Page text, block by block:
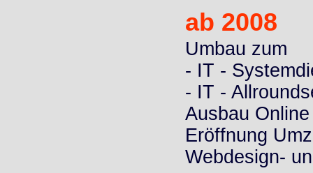
ab 2008
Umbau zum
- IT -
- IT -
Ausbau
Eröffnung
Webdesign-